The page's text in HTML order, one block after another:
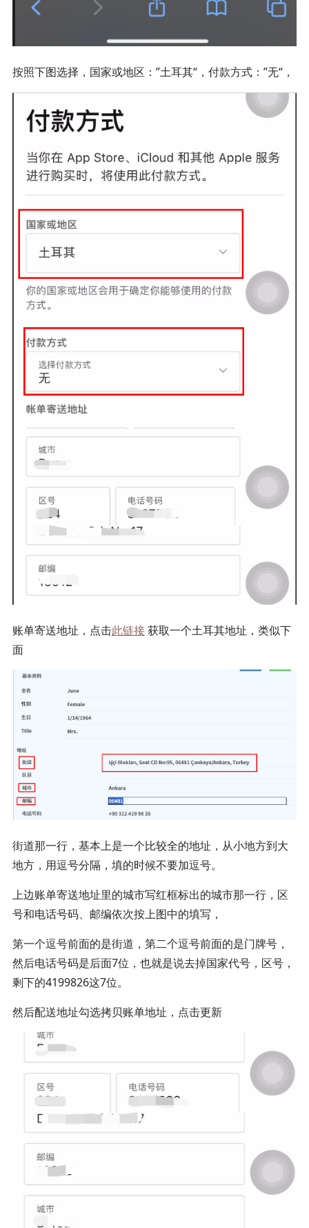
按照下图选择，国家或地区：”土耳其“，付款方式：”无“，
账单寄送地址，点击此链接获取一个土耳其地址，类似下
面
街道那一行，基本上是一个比较全的地址，从小地方到大
地方，用逗号分隔，填的时候不要加逗号。
上边账单寄送地址里的城市写红框标出的城市那一行，区
号和电话号码、邮编依次按上图中的填写，
第一个逗号前面的是街道，第二个逗号前面的是门牌号，
然后电话号码是后面7位，也就是说去掉国家代号，区号，
剩下的4199826这7位。
然后配送地址勾选拷贝账单地址，点击更新